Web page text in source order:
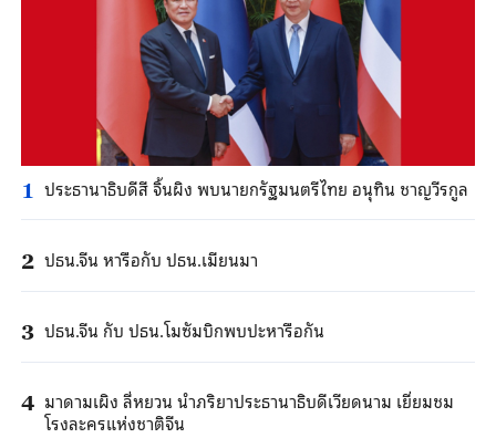
1 ประธานาธิบดีสี จิ้นผิง พบนายกรัฐมนตรีไทย อนุทิน ชาญวีรกูล
2 ปธน.จีน หารือกับ ปธน.เมียนมา
3 ปธน.จีน กับ ปธน.โมซัมบิกพบปะหารือกัน
4 มาดามเผิง ลี่หยวน นำภริยาประธานาธิบดีเวียดนาม เยี่ยมชม
โรงละครแห่งชาติจีน